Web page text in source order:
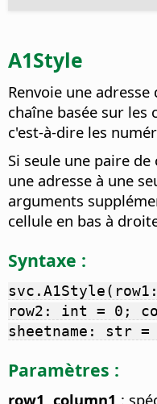
A1Style
Renvoie une
chaîne basée sur les
c'est-à-dire les
Si seule une paire
une adresse à une
arguments
cellule en bas à
Syntaxe :
row2: int = 0;
sheetname: str
Paramètres :
row1, column1 :